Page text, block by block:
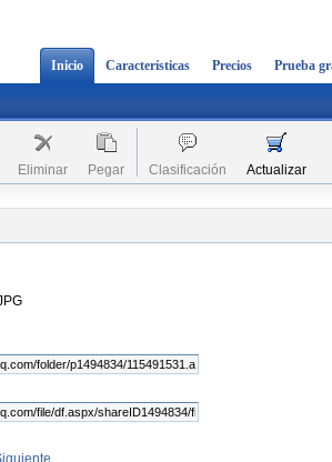
Inicio Características Precios Prueba
Eliminar Pegar Clasificación
Actualizar